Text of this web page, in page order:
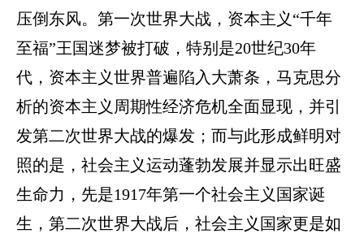
压倒东风。第一次世界大战，资本主义“千年
至福”王国迷梦被打破，特别是20世纪30年
代，资本主义世界普遍陷入大萧条，马克思分
析的资本主义周期性经济危机全面显现，并引
发第二次世界大战的爆发；而与此形成鲜明对
照的是，社会主义运动蓬勃发展并显示出旺盛
生命力，先是1917年第一个社会主义国家诞
生，第二次世界大战后，社会主义国家更是如